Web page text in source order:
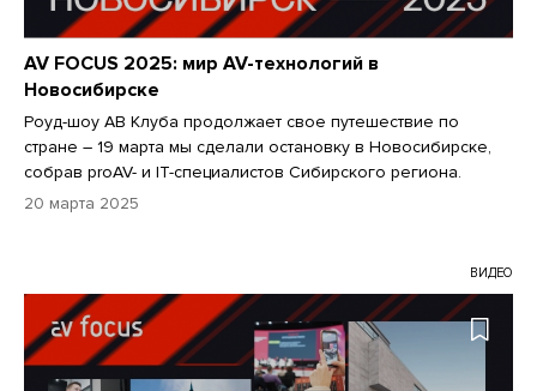
AV FOCUS 2025: мир AV-технологий в
Новосибирске
Роуд-шоу АВ Клуба продолжает свое путешествие по
стране – 19 марта мы сделали остановку в Новосибирске,
собрав proAV- и IT-специалистов Сибирского региона.
20 марта 2025
ВИДЕО